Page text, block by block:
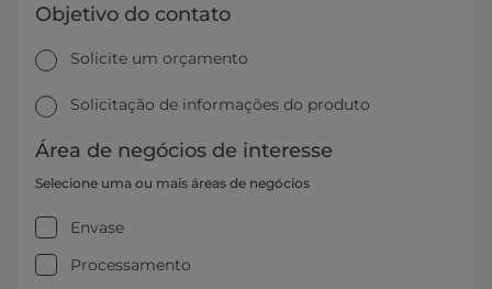
Objetivo do contato
Solicite um orçamento
Solicitação de informações do produto
Área de negócios de interesse
Selecione uma ou mais áreas de negócios
Envase
Processamento